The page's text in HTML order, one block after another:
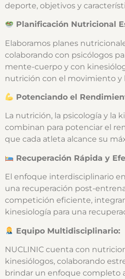
deporte, objetivos y
Planificación Nutricional
Elaboramos planes
colaborando con psicólogos
mente-cuerpo y con
nutrición con el movimiento y
Potenciando el
La nutrición, la psicología y la
combinan para potenciar el
que cada atleta alcance su
Recuperación Rápida y
El enfoque interdisciplinario
una recuperación post-
competición eficiente,
kinesiología para una
Equipo Multidisciplinario:
NUCLINIC cuenta con
kinesiólogos, colaborando
brindar un enfoque completo